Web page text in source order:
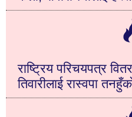
राष्ट्रिय परिचयपत्र
तिवारीलाई रास्वपा